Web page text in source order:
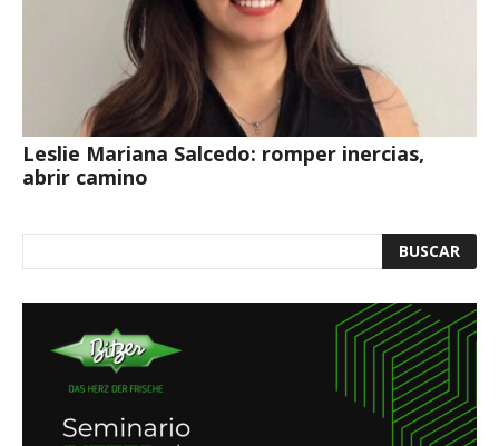
Leslie Mariana Salcedo: romper inercias,
abrir camino